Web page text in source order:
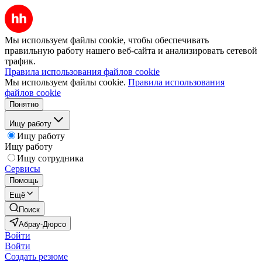
Мы используем файлы cookie, чтобы обеспечивать
правильную работу нашего веб-сайта и анализировать сетевой
трафик.
Правила использования файлов cookie
Мы используем файлы cookie. Правила использования
файлов cookie
Понятно
Ищу работу
Ищу работу
Ищу работу
Ищу сотрудника
Сервисы
Помощь
Ещё
Поиск
Абрау-Дюрсо
Войти
Войти
Создать резюме